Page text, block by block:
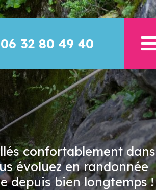
32 80 49 40
confortablement dans
évoluez en randonnée
depuis bien longtemps !